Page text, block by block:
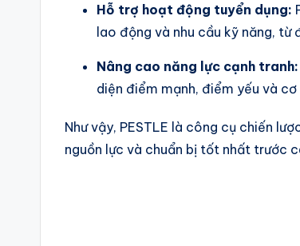
Hỗ trợ hoạt động tuyển dụng:
lao động và nhu cầu kỹ năng, từ
Nâng cao năng lực cạnh tranh:
diện điểm mạnh, điểm yếu và
Như vậy, PESTLE là công cụ chiến
nguồn lực và chuẩn bị tốt nhất trước